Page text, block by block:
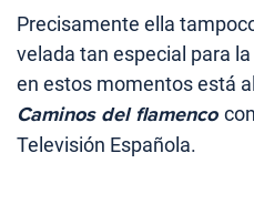
Precisamente ella
velada tan especial para
en estos momentos está
Caminos del flamenco
Televisión Española.